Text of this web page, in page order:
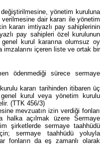
yönetim kuruluna
dair kararı ile yönetim
kararı imtiyazlı pay sahiplerinin
pay sahipleri özel kurulunun
kurul kararına olumsuz oy
imzalarını içeren liste ve ortak bir
ödenmediği sürece sermaye
kararı tarihinden itibaren üç
kurul veya yönetim kurulu
(TTK 456/3)
mevzuatın izin verdiği fonları
halka açılmak üzere Sermaye
şirketlerde sermaye taahhüdü
sermaye taahhüdü yoluyla
fonların da eş zamanlı olarak